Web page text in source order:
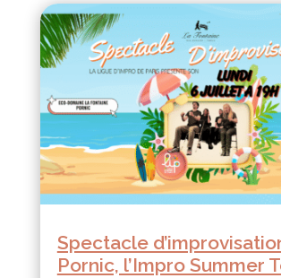
Spectacle
Pornic, l’Impro Summer